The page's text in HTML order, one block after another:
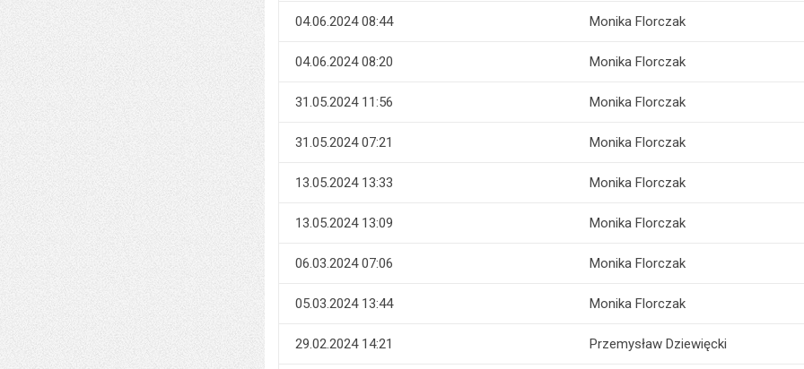
04.06.2024 08:44 Monika Florczak
04.06.2024 08:20 Monika Florczak
31.05.2024 11:56 Monika Florczak
31.05.2024 07:21 Monika Florczak
13.05.2024 13:33 Monika Florczak
13.05.2024 13:09 Monika Florczak
06.03.2024 07:06 Monika Florczak
05.03.2024 13:44 Monika Florczak
29.02.2024 14:21 Przemysław Dziewięcki